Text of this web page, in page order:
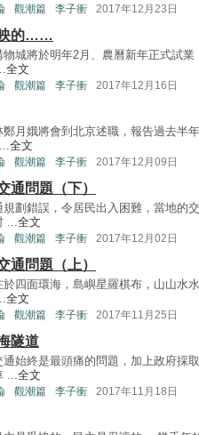
觀潮篇 李子衝 2017年12月23日
映的……
城將於明年2月、農曆新年正式試
全文
觀潮篇 李子衝 2017年12月16日
月娥將會到北京述職，報告過去半
全文
觀潮篇 李子衝 2017年12月09日
通問題（下）
劃錯誤，令居民出入困難，當地的
...全文
觀潮篇 李子衝 2017年12月02日
通問題（上）
四面環海，島嶼星羅棋布，山山水
全文
觀潮篇 李子衝 2017年11月25日
隧道
始終是最頭痛的問題，加上政府採
...全文
觀潮篇 李子衝 2017年11月18日